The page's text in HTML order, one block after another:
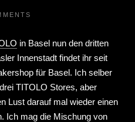
in Basel nun den dritten
Innenstadt findet ihr seit
für Basel. Ich selber
TITOLO Stores, aber
Lust darauf mal wieder einen
Ich mag die Mischung von